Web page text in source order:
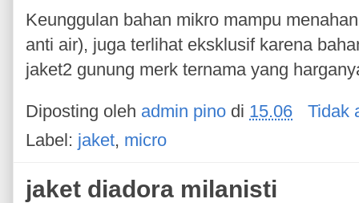
Keunggulan bahan mikro mampu
anti air), juga terlihat eksklusif karena
jaket2 gunung merk ternama yang
Diposting oleh admin pino di 15.06
Tidak
Label: jaket, micro
jaket diadora milanisti